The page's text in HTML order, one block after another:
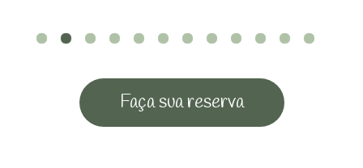
Faça sua reserva